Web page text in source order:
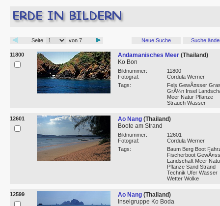
Seite von 7 Neue Suche Suche
11800 Andamanisches Meer (Thailand)
Ko Bon
Bildnummer:
11800
Fotograf:
Cordula Werner
Tags:
Fels GewÃ¤sser
GrÃ¼n Insel
Meer Natur Pflanze
Strauch Wasser
12601 Ao Nang (Thailand)
Boote am Strand
Bildnummer:
12601
Fotograf:
Cordula Werner
Tags:
Baum Berg Boot
Fischerboot
Landschaft Meer
Pflanze Sand Strand
Technik Ufer Wasser
Wetter Wolke
12599 Ao Nang (Thailand)
Inselgruppe Ko Boda